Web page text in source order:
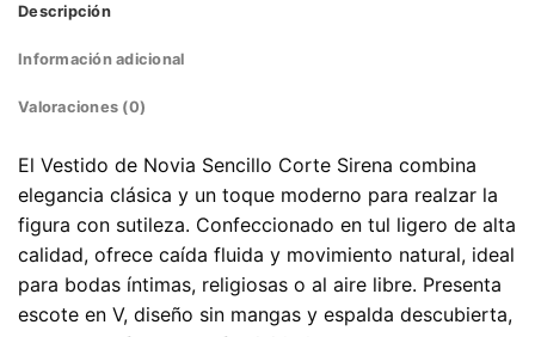
Descripción
Información adicional
Valoraciones (0)
El Vestido de Novia Sencillo Corte Sirena combina
elegancia clásica y un toque moderno para realzar la
figura con sutileza. Confeccionado en tul ligero de alta
calidad, ofrece caída fluida y movimiento natural, ideal
para bodas íntimas, religiosas o al aire libre. Presenta
escote en V, diseño sin mangas y espalda descubierta,